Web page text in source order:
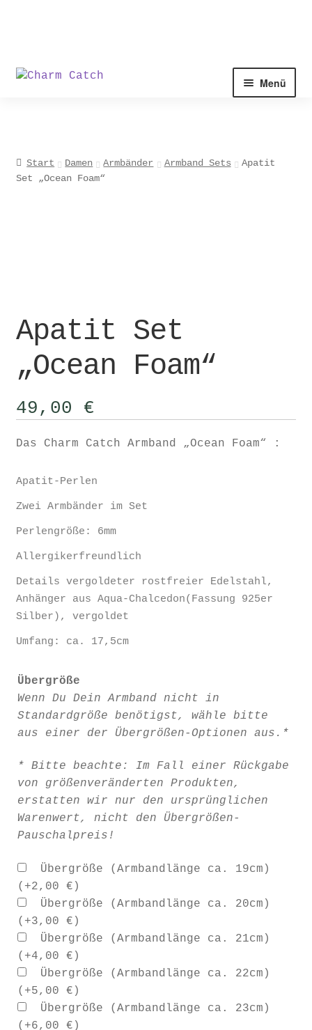
Zur
Zum
Menü
Start Damen Armbänder Armband Sets
Apatit
Set „Ocean Foam“
Apatit Set
„Ocean Foam“
49,00 €
Das Charm Catch Armband „Ocean Foam“ :
Apatit-Perlen
Zwei Armbänder im Set
Perlengröße: 6mm
Allergikerfreundlich
Details vergoldeter rostfreier Edelstahl,
Anhänger aus Aqua-Chalcedon(Fassung 925er
Silber), vergoldet
Umfang: ca. 17,5cm
Übergröße
Wenn Du Dein Armband nicht in
Standardgröße benötigst, wähle bitte
aus einer der Übergrößen-Optionen aus.*
* Bitte beachte: Im Fall einer Rückgabe
von größenveränderten Produkten,
erstatten wir nur den ursprünglichen
Warenwert, nicht den Übergrößen-
Pauschalpreis!
Übergröße (Armbandlänge ca. 19cm)
(+2,00 € )
Übergröße (Armbandlänge ca. 20cm)
(+3,00 € )
Übergröße (Armbandlänge ca. 21cm)
(+4,00 € )
Übergröße (Armbandlänge ca. 22cm)
(+5,00 € )
Übergröße (Armbandlänge ca. 23cm)
(+6,00 € )